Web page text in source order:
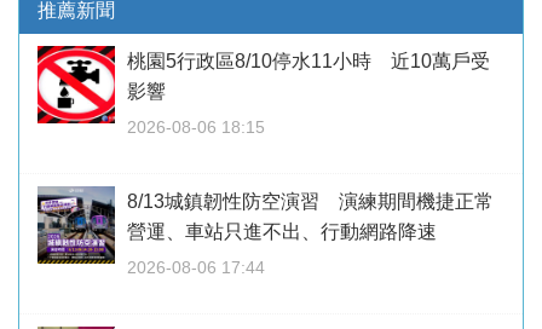
推薦新聞
桃園5行政區8/10停水11小時 近10萬戶受
影響
2026-08-06 18:15
8/13城鎮韌性防空演習 演練期間機捷正常
營運、車站只進不出、行動網路降速
2026-08-06 17:44